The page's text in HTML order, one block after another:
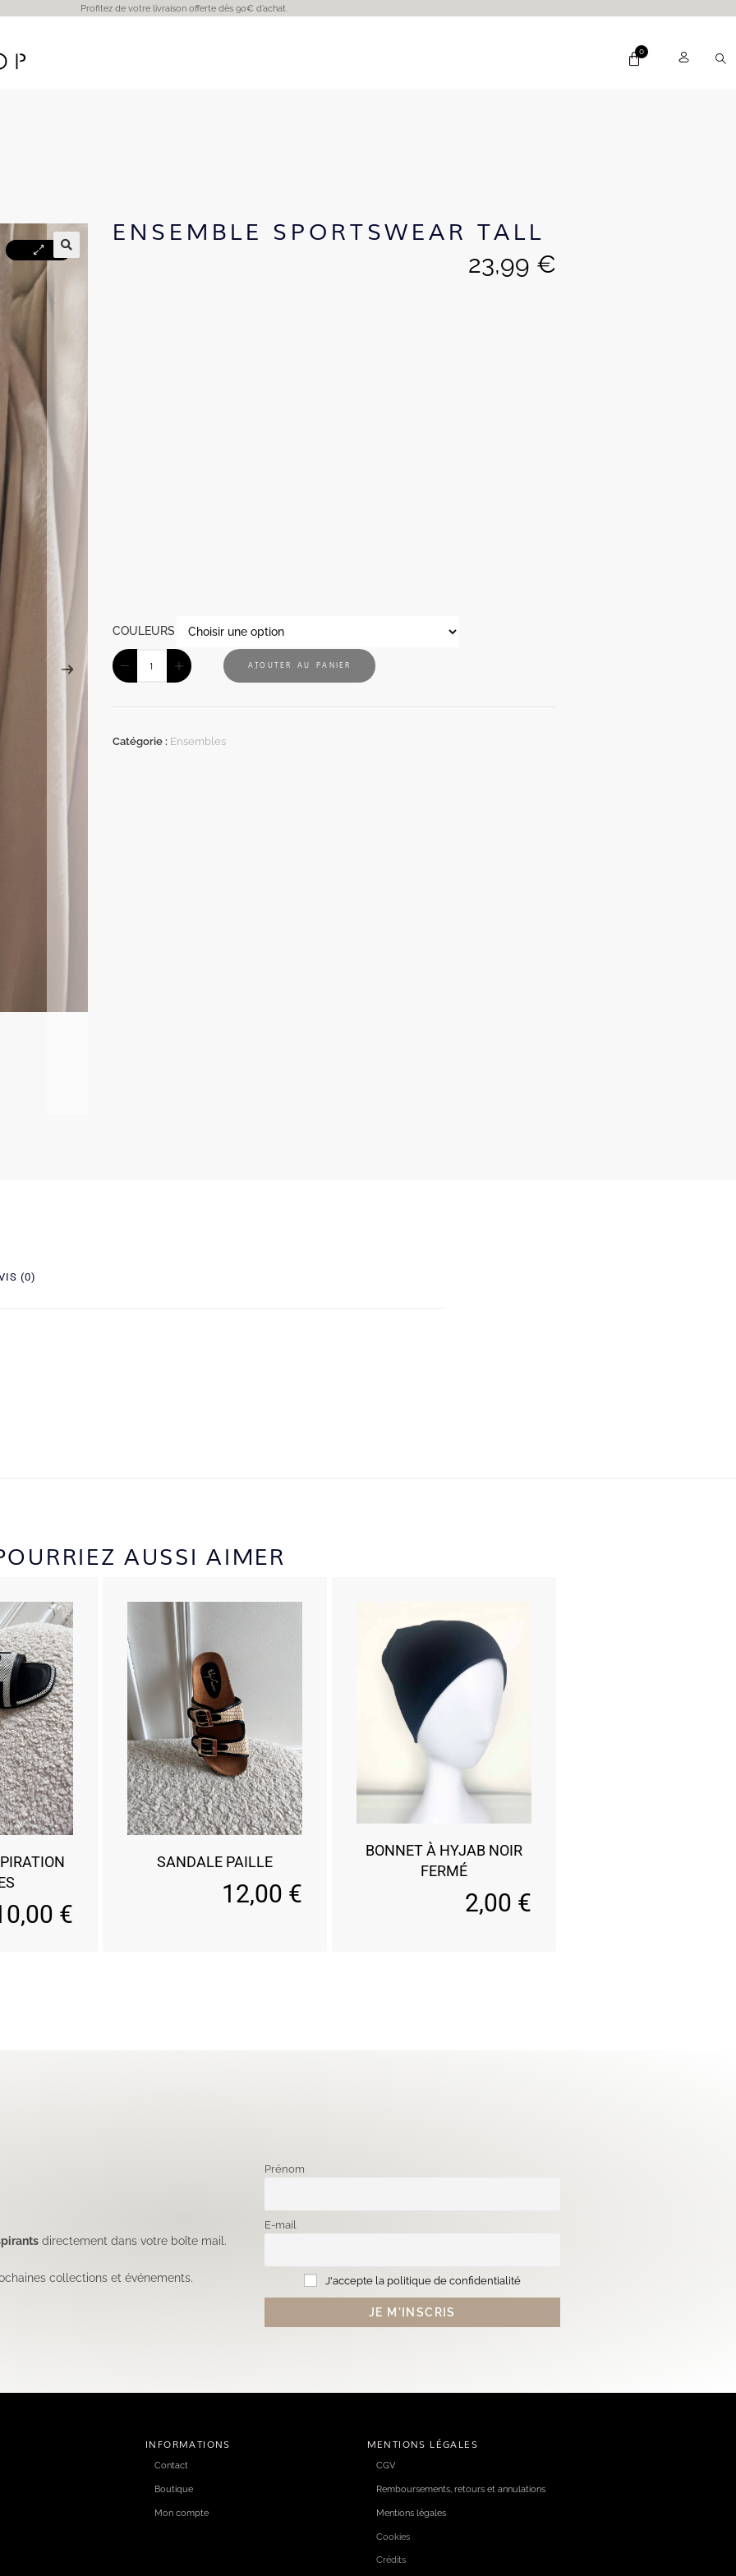
Profitez de votre livraison offerte dès 90€ d’achat.
ENSEMBLE SPORTSWEAR TALL
23,99 €
COULEURS
AJOUTER AU PANIER
Catégorie : Ensembles
(0)
AUSSI AIMER
€
SANDALE PAILLE
12,00 €
BONNET À HYJAB NOIR
FERMÉ
2,00 €
directement dans votre boîte mail.
collections et événements.
Prénom
E-mail
J'accepte la politique de confidentialité
INFORMATIONS
Contact
Boutique
Mon compte
MENTIONS LÉGALES
CGV
Remboursements, retours et annulations
Mentions légales
Cookies
Crédits